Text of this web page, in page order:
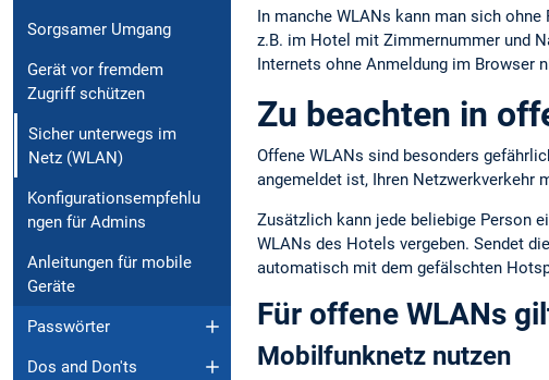
Sorgsamer Umgang
Gerät vor fremdem
Zugriff schützen
Sicher unterwegs im
Netz (WLAN)
Konfigurationsempfehlu
ngen für Admins
Anleitungen für mobile
Geräte
Passwörter
Dos and Don'ts
In manche WLANs kann man sich
z.B. im Hotel mit Zimmernummer und
Internets ohne Anmeldung im
Zu beachten in
Offene WLANs sind besonders
angemeldet ist, Ihren Netzwerkverkehr
Zusätzlich kann jede beliebige Person
WLANs des Hotels vergeben. Sendet
automatisch mit dem gefälschten
Für offene WLANs
Mobilfunknetz nutzen